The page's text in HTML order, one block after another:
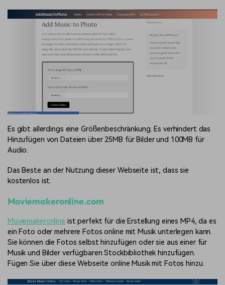
Es gibt allerdings eine Größenbeschränkung. Es verhindert das
Hinzufügen von Dateien über 25MB für Bilder und 100MB für
Audio.
Das Beste an der Nutzung dieser Webseite ist, dass sie
kostenlos ist.
Moviemakeronline.com
Moviemakeronline ist perfekt für die Erstellung eines MP4, da es
ein Foto oder mehrere Fotos online mit Musik unterlegen kann.
Sie können die Fotos selbst hinzufügen oder sie aus einer für
Musik und Bilder verfügbaren Stockbibliothek hinzufügen.
Fügen Sie über diese Webseite online Musik mit Fotos hinzu.